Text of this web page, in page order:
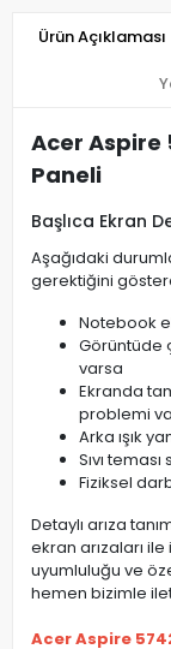
Ürün Açıklaması
Acer Aspire
Paneli
Başlıca Ekran
Aşağıdaki
gerektiğini
Notebook
Görüntüde
varsa
Ekranda
problemi
Arka ışık
Sıvı
Fiziksel
Detaylı arıza
ekran arızaları
uyumluluğu ve
hemen bizimle
Acer Aspire